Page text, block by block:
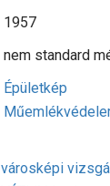
1957
nem standard
Épületkép
városképi